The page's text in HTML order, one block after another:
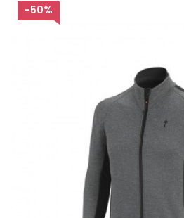
-50%